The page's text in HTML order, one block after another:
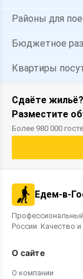
Районы для
Бюджетное
Квартиры
Сдаёте жильё?
Разместите
Более 980 000
Едем-в-
России. Качество
О сайте
О компании